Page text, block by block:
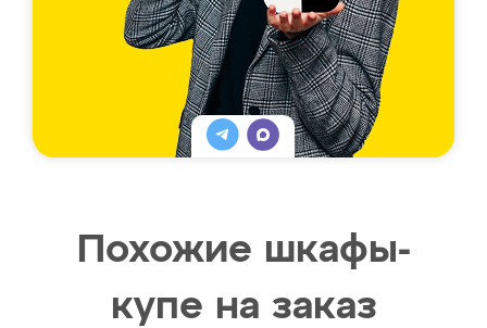
Похожие шкафы-
купе на заказ